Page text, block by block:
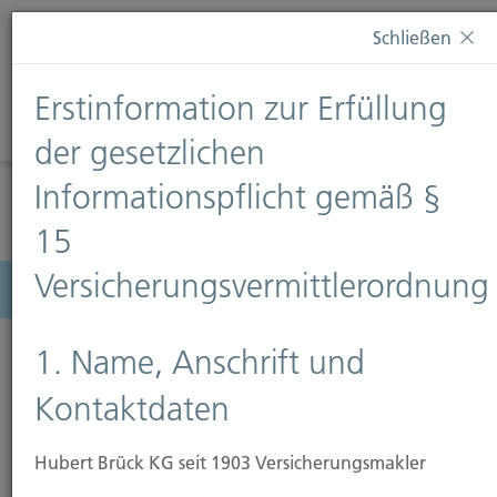
Diese Webseite verwendet Cookies. Wenn Sie weiterhin
Informationen finden Sie auf unserer SeiteDatenschutz
Diese Nachricht nicht erneut anzeigen
Menü
Schließen
Erstinformation zur Erfüllung
der gesetzlichen
Informationspflicht gemäß §
15
Versicherungsvermittlerordnung
1. Name, Anschrift und
Kontaktdaten
Hubert Brück KG seit 1903 Versicherungsmakler